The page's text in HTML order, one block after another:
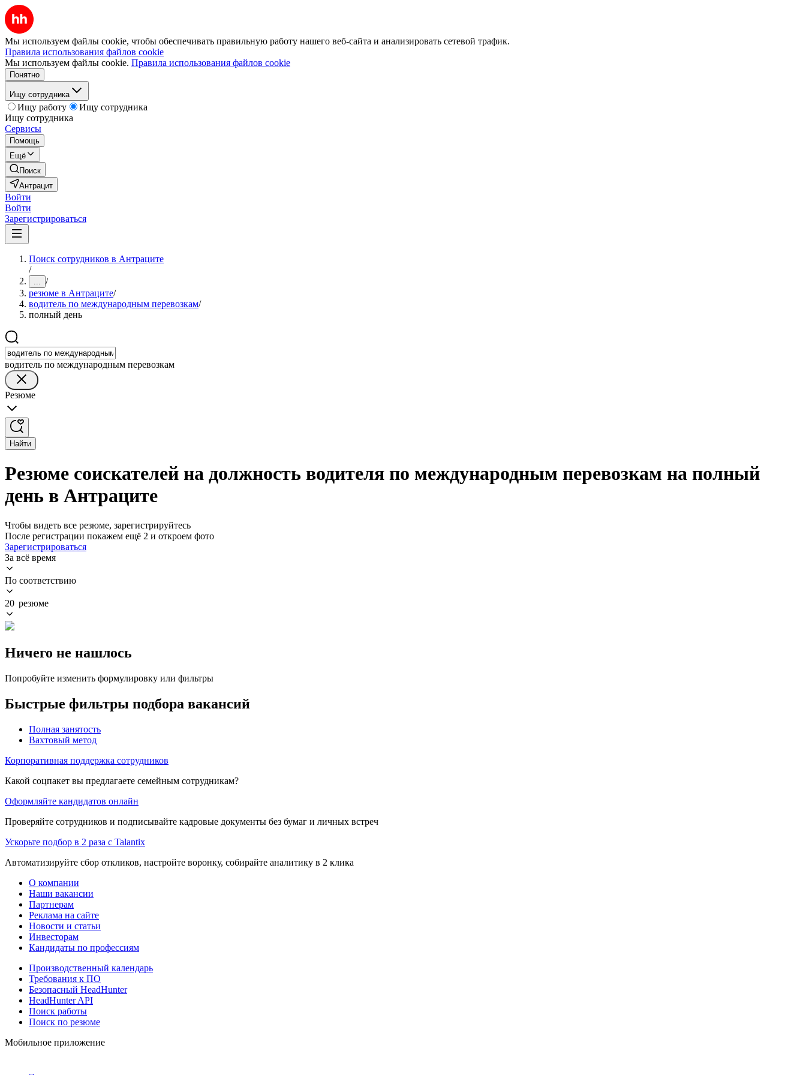
Мы используем файлы cookie, чтобы обеспечивать правильную работу нашего веб-сайта и анализировать сетевой трафик.
Правила использования файлов cookie
Мы используем файлы cookie. Правила использования файлов cookie
Понятно
Ищу сотрудника
Ищу работу
Ищу сотрудника
Ищу сотрудника
Сервисы
Помощь
Ещё
Поиск
Антрацит
Войти
Войти
Зарегистрироваться
Поиск сотрудников в Антраците
/
... /
резюме в Антраците/
водитель по международным перевозкам/
полный день
водитель по международным перевозкам
Резюме
Найти
Резюме соискателей на должность водителя по международным перевозкам на полный
день в Антраците
Чтобы видеть все резюме, зарегистрируйтесь
После регистрации покажем ещё 2 и откроем фото
Зарегистрироваться
За всё время
По соответствию
20 резюме
Ничего не нашлось
Попробуйте изменить формулировку или фильтры
Быстрые фильтры подбора вакансий
Полная занятость
Вахтовый метод
Корпоративная поддержка сотрудников
Какой соцпакет вы предлагаете семейным сотрудникам?
Оформляйте кандидатов онлайн
Проверяйте сотрудников и подписывайте кадровые документы без бумаг и личных встреч
Ускорьте подбор в 2 раза с Talantix
Автоматизируйте сбор откликов, настройте воронку, собирайте аналитику в 2 клика
О компании
Наши вакансии
Партнерам
Реклама на сайте
Новости и статьи
Инвесторам
Кандидаты по профессиям
Производственный календарь
Требования к ПО
Безопасный HeadHunter
HeadHunter API
Поиск работы
Поиск по резюме
Мобильное приложение